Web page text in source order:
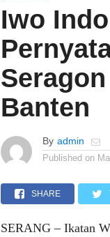
Iwo
Banten
By admin
Published on
SHARE
SERANG – Ikatan